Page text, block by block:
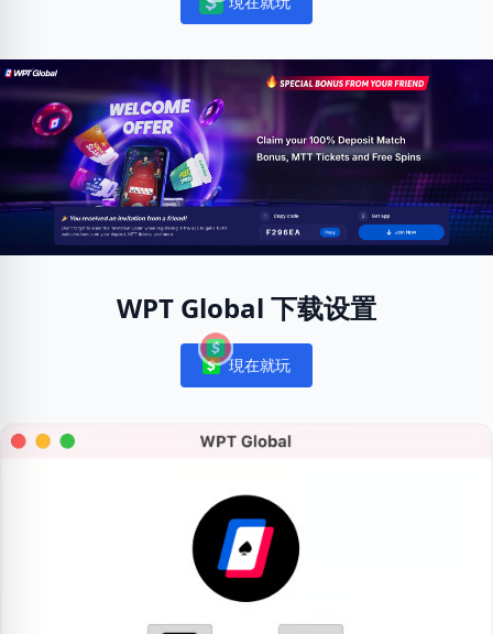
Notifications
WPT Global 下载设置
Notifications
現在就玩